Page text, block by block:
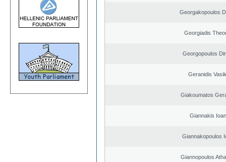
Georgakopoulos
Georgiadis
Georgopoulos
Geranidis
Giakoumatos
Giannakis
Giannakopoulos
Giannopoulos